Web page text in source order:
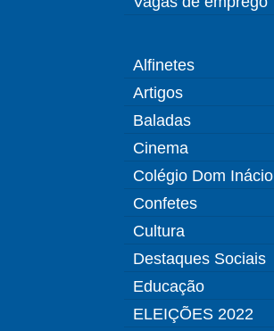
Alfinetes
Artigos
Baladas
Cinema
Colégio Dom Inácio
Confetes
Cultura
Destaques Sociais
Educação
ELEIÇÕES 2022